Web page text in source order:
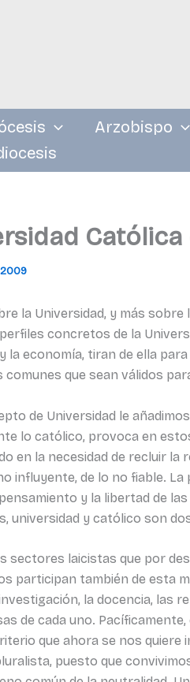
Arzobispo
2009
la Universidad, y más
concretos de la
la economía, tiran de ella
que sean válidos
de Universidad le
lo católico, provoca en
en la necesidad de recluir
influyente, de lo no fiable.
y la libertad de
universidad y católico son
sectores laicistas que por
participan también de esta
la docencia, las
de cada uno.
que ahora se nos
puesto que